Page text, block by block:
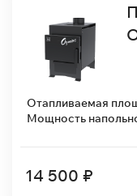
Отапливаемая
Мощность
14 500 ₽